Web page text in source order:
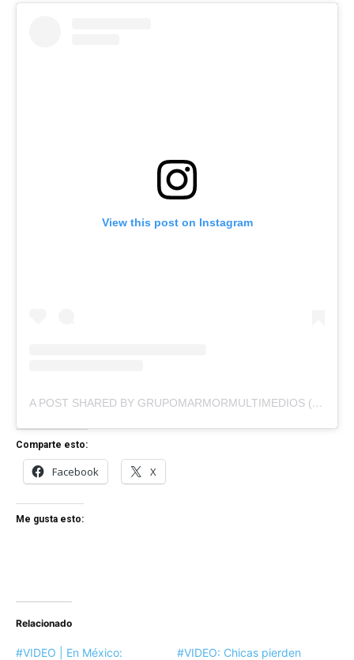
View this post on Instagram
A POST SHARED BY GRUPOMARMORMULTIMEDIOS (@GRUPOMARMORMULTIMEDIOS)
Comparte esto:
Facebook X
Me gusta esto:
Relacionado
#VIDEO | En México:
#VIDEO: Chicas pierden